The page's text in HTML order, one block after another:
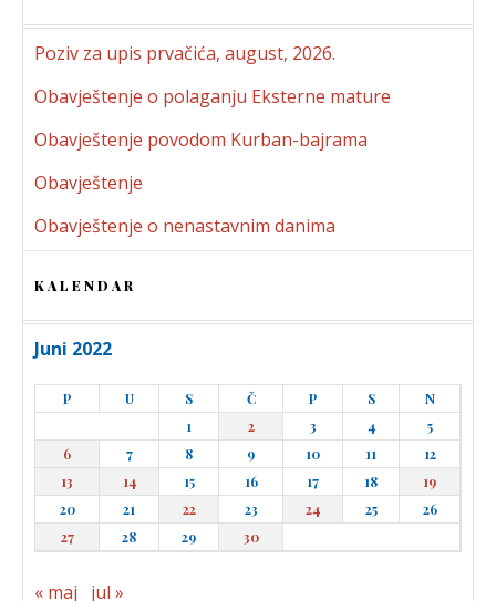
Poziv za upis prvačića, august, 2026.
Obavještenje o polaganju Eksterne mature
Obavještenje povodom Kurban-bajrama
Obavještenje
Obavještenje o nenastavnim danima
KALENDAR
Juni 2022
P U S Č P S
N
1
2 3 4
5
6
7 8 9 10 11
12
13
14 15 16 17 18
19
20
21 22 23 24 25
26
27
28 29 30
« maj jul »